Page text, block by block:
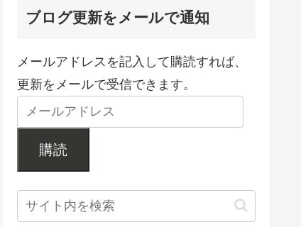
ブログ更新をメールで通知
メールアドレスを記入して購読すれば、
更新をメールで受信できます。
購読